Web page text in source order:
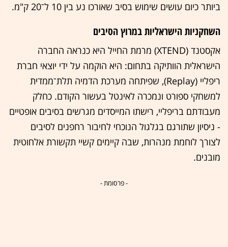
ביותר כיום עושים שימוש בסיב שאורכו נע בין 10 ל־20 ק"מ.
השחקניות הישראליות במרוץ הסיבים
אקסטנד (XTEND) מרמת החייל היא כנראה החברה
הישראלית הוותיקה בתחום: היא הוקמה על ידי יוצאי חברת
ריפליי (Replay), שפיתחה מערכת הדמיה תלת־ממדית
למשחקי ספורט ונמכרה לאינטל בעשור הקודם. כחלק
מעבודתם בריפליי, רישתו המייסדים מגרשים בסיבים אופטיים
- ניסיון שתורגם בגלגול הנוכחי לחיבור רחפנים לסיבים
לצורך לוחמת מנהרות, שבה קיימים קשיי תקשורת אלחוטית
מובנים.
- פרסומת -